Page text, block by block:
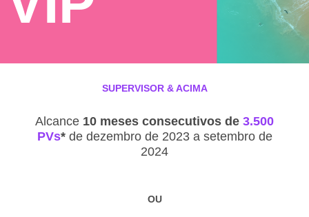
SUPERVISOR & ACIMA
Alcance 10 meses consecutivos de 3.500
PVs*de dezembro de 2023 a setembro de
2024
OU